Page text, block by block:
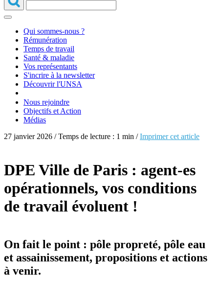
Qui sommes-nous ?
Rémunération
Temps de travail
Santé & maladie
Vos représentants
S'incrire à la newsletter
Découvrir l'UNSA
Nous rejoindre
Objectifs et Action
Médias
27 janvier 2026 / Temps de lecture : 1 min /Imprimer cet article
DPE Ville de Paris : agent-es
opérationnels, vos conditions
de travail évoluent !
On fait le point : pôle propreté, pôle eau
et assainissement, propositions et actions
à venir.